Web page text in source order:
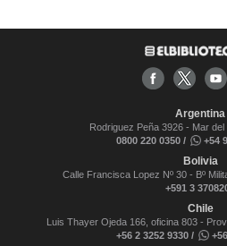
Argentina
Rodriguez Peña 3926 - Mar del
0800 220 0350 /
+54
Bolivia
Calle Francisca Lopez Nº 30 - Bº
+591 3
Chile
Luis Thayer Ojeda 166, oficina 803 -
+56 2 3252 9330 /